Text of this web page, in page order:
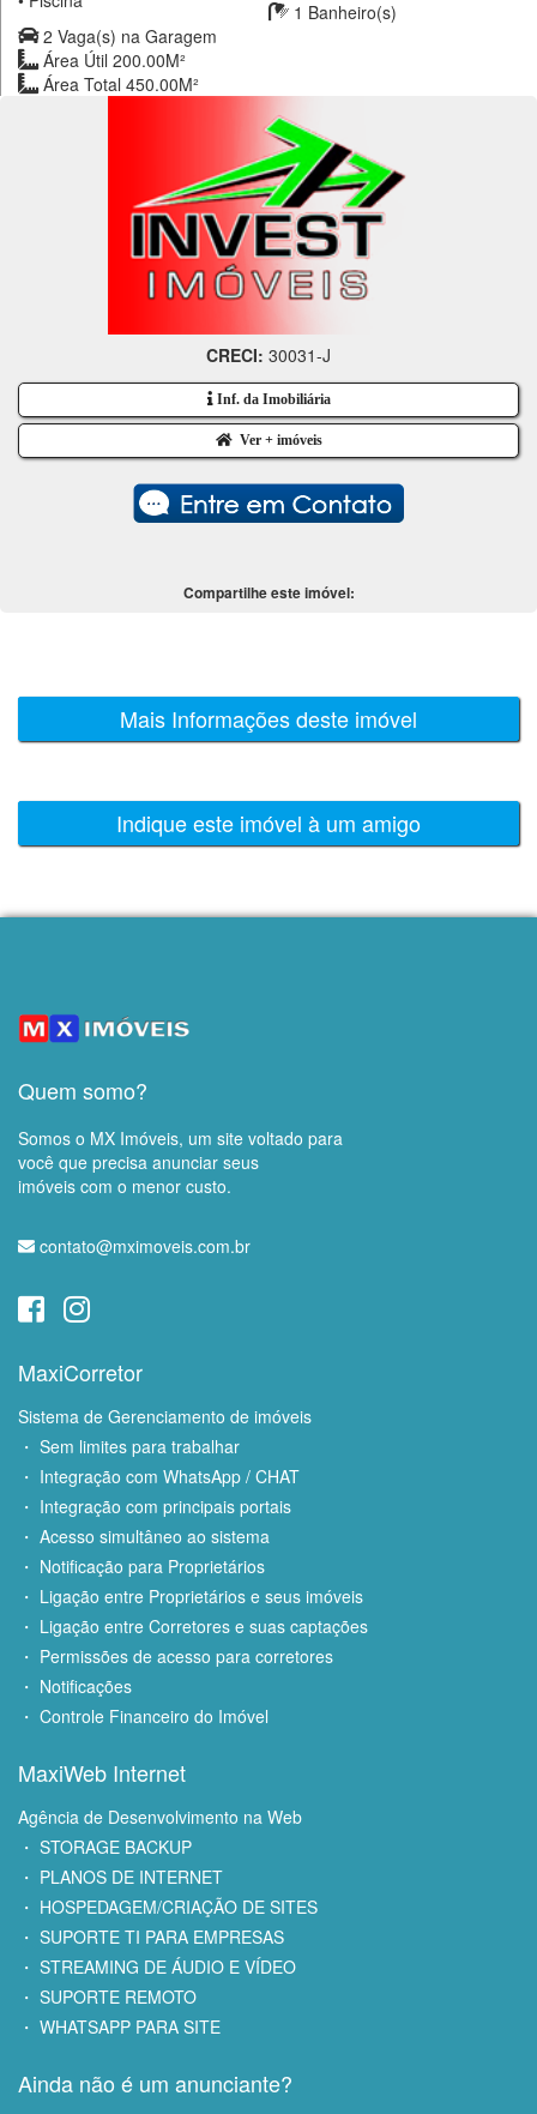
1 Banheiro(s)
2 Vaga(s) na Garagem
Área Útil 200.00M²
Área Total 450.00M²
CRECI: 30031-J
Inf. da Imobiliária
Ver + imóveis
Compartilhe este imóvel:
Mais Informações deste imóvel
Indique este imóvel à um amigo
Quem somo?
Somos o MX Imóveis, um site voltado para
você que precisa anunciar seus
imóveis com o menor custo.
contato@mximoveis.com.br
MaxiCorretor
Sistema de Gerenciamento de imóveis
・ Sem limites para trabalhar
・ Integração com WhatsApp / CHAT
・ Integração com principais portais
・ Acesso simultâneo ao sistema
・ Notificação para Proprietários
・ Ligação entre Proprietários e seus imóveis
・ Ligação entre Corretores e suas captações
・ Permissões de acesso para corretores
・ Notificações
・ Controle Financeiro do Imóvel
MaxiWeb Internet
Agência de Desenvolvimento na Web
・ STORAGE BACKUP
・ PLANOS DE INTERNET
・ HOSPEDAGEM/CRIAÇÃO DE SITES
・ SUPORTE TI PARA EMPRESAS
・ STREAMING DE ÁUDIO E VÍDEO
・ SUPORTE REMOTO
・ WHATSAPP PARA SITE
Ainda não é um anunciante?